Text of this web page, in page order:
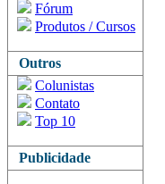
Fórum
Produtos / Cursos
Outros
Colunistas
Contato
Top 10
Publicidade